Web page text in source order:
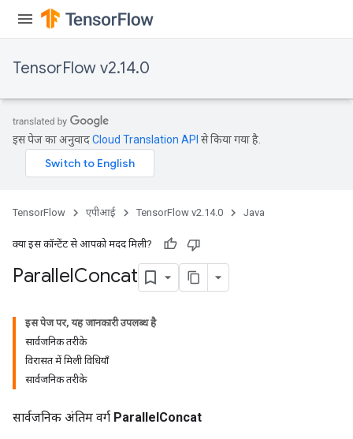
TensorFlow v2.14.0
इस पेज का अनुवादCloud Translation API से किया गया है.
TensorFlow एपीआई TensorFlow v2.14.0 Java
क्या इस कॉन्टेंट से आपको मदद मिली?
ParallelConcat
इस पेज पर, यह जानकारी उपलब्ध है
सार्वजनिक तरीके
विरासत में मिली विधियाँ
सार्वजनिक तरीके
सार्वजनिक अंतिम वर्ग ParallelConcat